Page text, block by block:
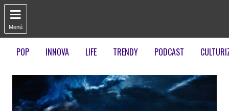

Menú
POP INNOVA LIFE TRENDY PODCAST